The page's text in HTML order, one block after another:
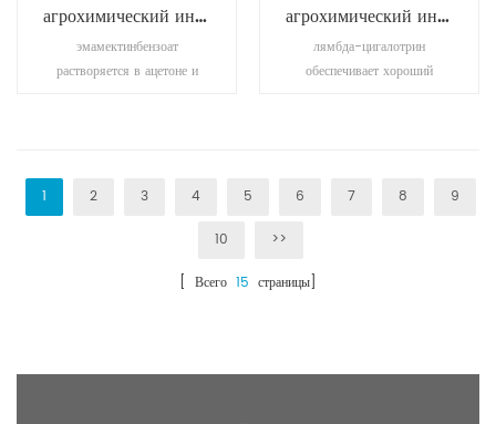
агрохимический инсектицид эмамектин бензоат
эмамектинбензоат
растворяется в ацетоне и
агрохимический инсектицид пиметрозин
лямбда-цигалотрин
обеспечивает хороший
борьбы с насекомыми-
1 2 3 4 5 6 7 8 9
10 >>
[ Всего 15 страницы]